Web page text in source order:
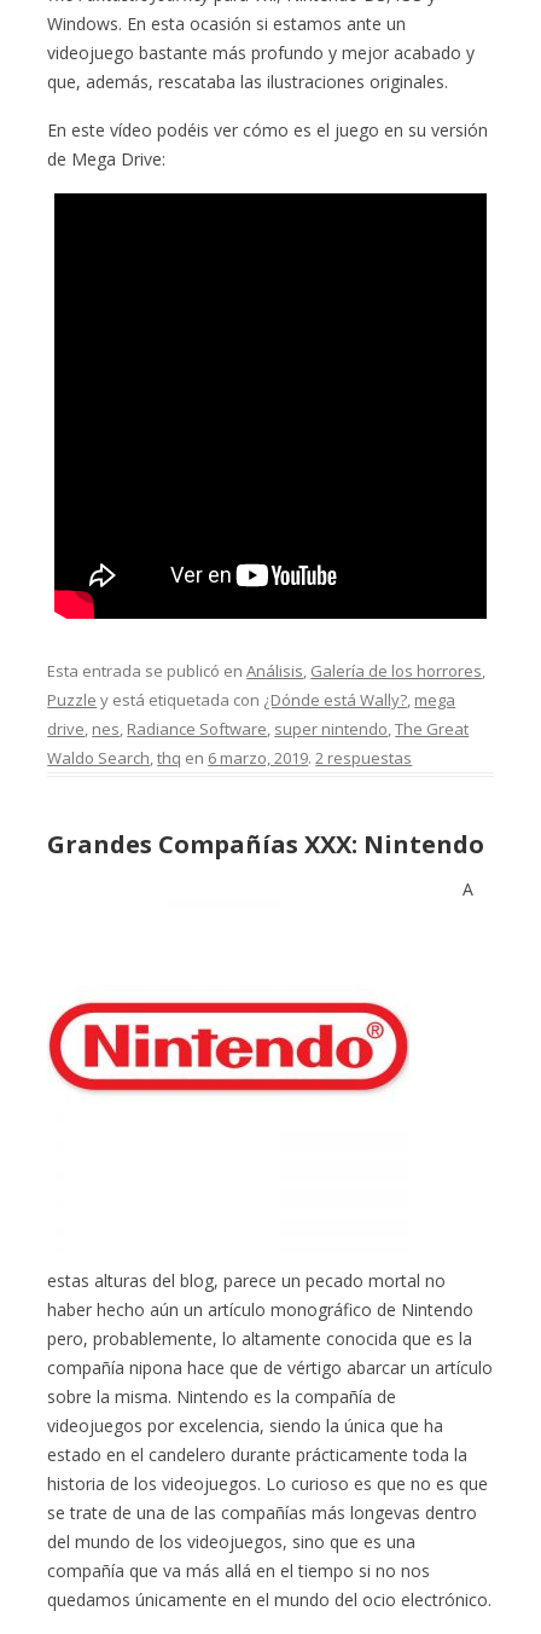
Windows. En esta ocasión si estamos ante un
videojuego bastante más profundo y mejor acabado y
que, además, rescataba las ilustraciones originales.
En este vídeo podéis ver cómo es el juego en su versión
de Mega Drive:
Esta entrada se publicó enAnálisis, Galería de los horrores,
Puzzle y está etiquetada con ¿Dónde está Wally?, mega
drive, nes, Radiance Software, super nintendo,The Great
Waldo Search,thq en 6 marzo, 2019.2 respuestas
Grandes Compañías XXX: Nintendo
A
estas alturas del blog, parece un pecado mortal no
haber hecho aún un artículo monográfico de Nintendo
pero, probablemente, lo altamente conocida que es la
compañía nipona hace que de vértigo abarcar un artículo
sobre la misma. Nintendo es la compañía de
videojuegos por excelencia, siendo la única que ha
estado en el candelero durante prácticamente toda la
historia de los videojuegos. Lo curioso es que no es que
se trate de una de las compañías más longevas dentro
del mundo de los videojuegos, sino que es una
compañía que va más allá en el tiempo si no nos
quedamos únicamente en el mundo del ocio electrónico.